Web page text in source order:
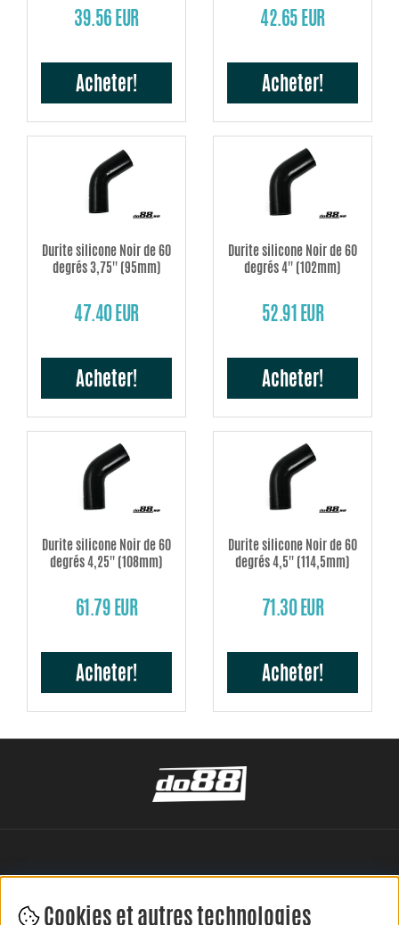
39.56 EUR
Acheter!
42.65 EUR
Acheter!
Durite silicone Noir de 60
degrés 3,75'' (95mm)
47.40 EUR
Acheter!
Durite silicone Noir de 60
degrés 4'' (102mm)
52.91 EUR
Acheter!
Durite silicone Noir de 60
degrés 4,25'' (108mm)
61.79 EUR
Acheter!
Durite silicone Noir de 60
degrés 4,5'' (114,5mm)
71.30 EUR
Acheter!
Cookies et autres technologies